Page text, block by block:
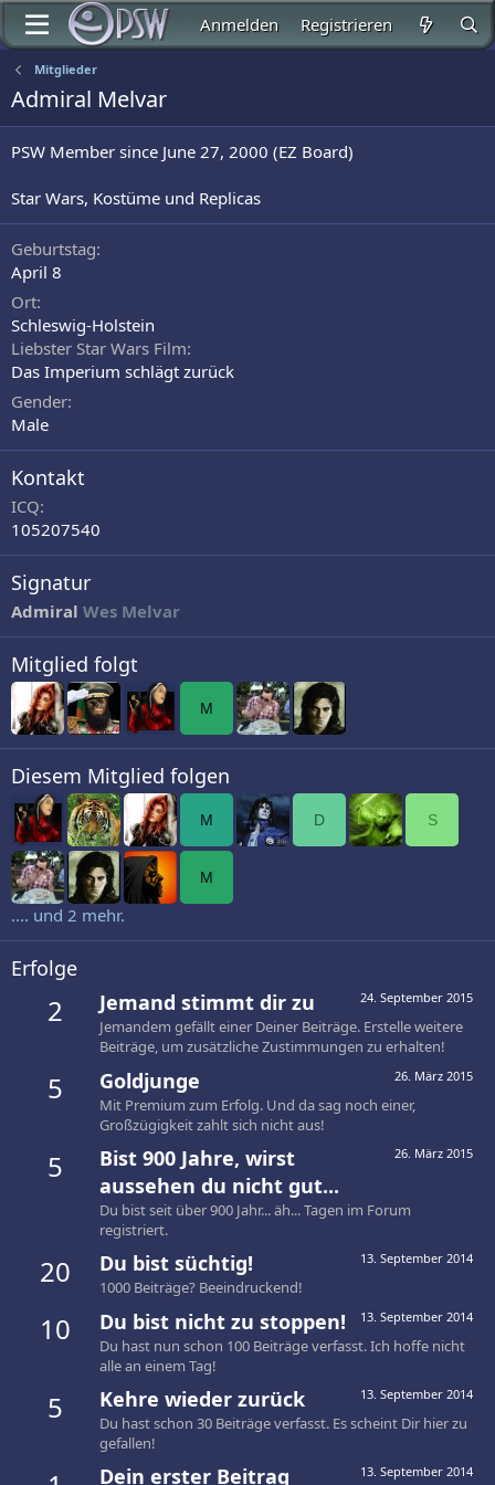
Anmelden Registrieren
Mitglieder
Admiral Melvar
PSW Member since June 27, 2000 (EZ Board)
Star Wars, Kostüme und Replicas
Geburtstag
April 8
Ort
Schleswig-Holstein
Liebster Star Wars Film
Das Imperium schlägt zurück
Gender
Male
Kontakt
ICQ
105207540
Signatur
Admiral Wes Melvar
Mitglied folgt
M
Diesem Mitglied folgen
M D S
M
.... und 2 mehr.
Erfolge
2 24. September 2015
Jemand stimmt dir zu
Jemandem gefällt einer Deiner Beiträge. Erstelle weitere
Beiträge, um zusätzliche Zustimmungen zu erhalten!
5 26. März 2015
Goldjunge
Mit Premium zum Erfolg. Und da sag noch einer,
Großzügigkeit zahlt sich nicht aus!
5 26. März 2015
Bist 900 Jahre, wirst
aussehen du nicht gut...
Du bist seit über 900 Jahr... äh... Tagen im Forum
registriert.
20 13. September 2014
Du bist süchtig!
1000 Beiträge? Beeindruckend!
10 13. September 2014
Du bist nicht zu stoppen!
Du hast nun schon 100 Beiträge verfasst. Ich hoffe nicht
alle an einem Tag!
5 13. September 2014
Kehre wieder zurück
Du hast schon 30 Beiträge verfasst. Es scheint Dir hier zu
gefallen!
13. September 2014
Dein erster Beitrag